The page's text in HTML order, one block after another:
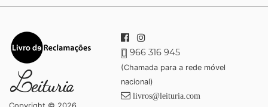
966 316 945
(Chamada para a rede móvel
nacional)
livros@leituria.com